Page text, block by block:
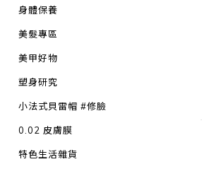
身體保養
美髮專區
美甲好物
塑身研究
小法式貝雷帽 #修臉
0.02 皮膚膜
特色生活雜貨